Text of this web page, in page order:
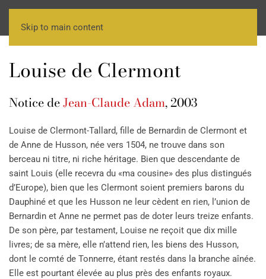
Skip to main content
Louise de Clermont
Notice deJean-Claude Adam, 2003
Louise de Clermont-Tallard, fille de Bernardin de Clermont et
de Anne de Husson, née vers 1504, ne trouve dans son
berceau ni titre, ni riche héritage. Bien que descendante de
saint Louis (elle recevra du «ma cousine» des plus distingués
d’Europe), bien que les Clermont soient premiers barons du
Dauphiné et que les Husson ne leur cèdent en rien, l’union de
Bernardin et Anne ne permet pas de doter leurs treize enfants.
De son père, par testament, Louise ne reçoit que dix mille
livres; de sa mère, elle n’attend rien, les biens des Husson,
dont le comté de Tonnerre, étant restés dans la branche aînée.
Elle est pourtant élevée au plus près des enfants royaux.